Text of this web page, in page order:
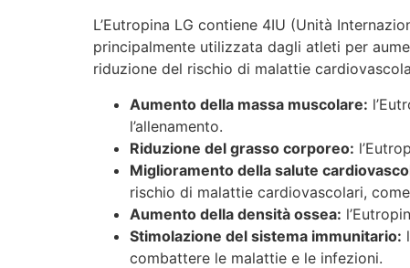
L’Eutropina LG contiene 4IU (Unità
principalmente utilizzata dagli atleti per
riduzione del rischio di malattie
Aumento della massa muscolare:
l’allenamento.
Riduzione del grasso corporeo:
Miglioramento della salute
rischio di malattie cardiovascolari,
Aumento della densità ossea:
Stimolazione del sistema immunitario:
combattere le malattie e le infezioni.